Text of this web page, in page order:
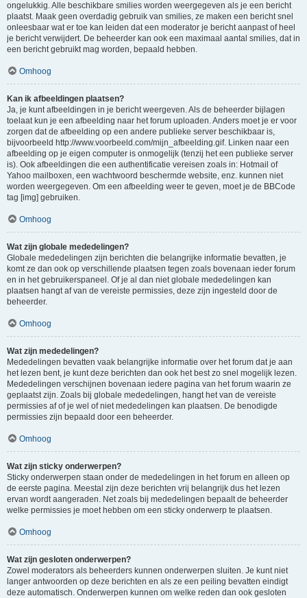
ongelukkig. Alle beschikbare smilies worden weergegeven als je een bericht
plaatst. Maak geen overdadig gebruik van smilies, ze maken een bericht snel
onleesbaar wat er toe kan leiden dat een moderator je bericht aanpast of heel
je bericht verwijdert. De beheerder kan ook een maximaal aantal smilies, dat in
een bericht gebruikt mag worden, bepaald hebben.
Omhoog
Kan ik afbeeldingen plaatsen?
Ja, je kunt afbeeldingen in je bericht weergeven. Als de beheerder bijlagen
toelaat kun je een afbeelding naar het forum uploaden. Anders moet je er voor
zorgen dat de afbeelding op een andere publieke server beschikbaar is,
bijvoorbeeld http://www.voorbeeld.com/mijn_afbeelding.gif. Linken naar een
afbeelding op je eigen computer is onmogelijk (tenzij het een publieke server
is). Ook afbeeldingen die een authentificatie vereisen zoals in: Hotmail of
Yahoo mailboxen, een wachtwoord beschermde website, enz. kunnen niet
worden weergegeven. Om een afbeelding weer te geven, moet je de BBCode
tag [img] gebruiken.
Omhoog
Wat zijn globale mededelingen?
Globale mededelingen zijn berichten die belangrijke informatie bevatten, je
komt ze dan ook op verschillende plaatsen tegen zoals bovenaan ieder forum
en in het gebruikerspaneel. Of je al dan niet globale mededelingen kan
plaatsen hangt af van de vereiste permissies, deze zijn ingesteld door de
beheerder.
Omhoog
Wat zijn mededelingen?
Mededelingen bevatten vaak belangrijke informatie over het forum dat je aan
het lezen bent, je kunt deze berichten dan ook het best zo snel mogelijk lezen.
Mededelingen verschijnen bovenaan iedere pagina van het forum waarin ze
geplaatst zijn. Zoals bij globale mededelingen, hangt het van de vereiste
permissies af of je wel of niet mededelingen kan plaatsen. De benodigde
permissies zijn bepaald door een beheerder.
Omhoog
Wat zijn sticky onderwerpen?
Sticky onderwerpen staan onder de mededelingen in het forum en alleen op
de eerste pagina. Meestal zijn deze berichten vrij belangrijk dus het lezen
ervan wordt aangeraden. Net zoals bij mededelingen bepaalt de beheerder
welke permissies je moet hebben om een sticky onderwerp te plaatsen.
Omhoog
Wat zijn gesloten onderwerpen?
Zowel moderators als beheerders kunnen onderwerpen sluiten. Je kunt niet
langer antwoorden op deze berichten en als ze een peiling bevatten eindigt
deze automatisch. Onderwerpen kunnen om welke reden dan ook gesloten